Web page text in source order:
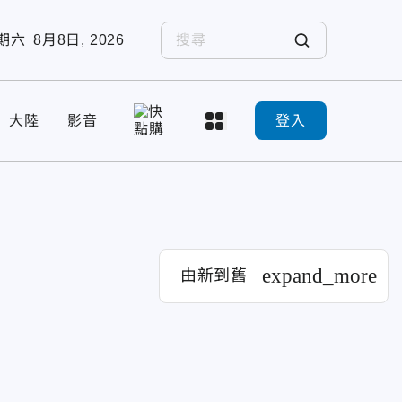
六 8月8日, 2026
大陸 影音 登入
由新到舊 expand_more